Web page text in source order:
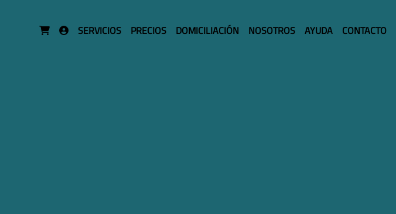
SERVICIOS PRECIOS DOMICILIACIÓN NOSOTROS AYUDA CONTACTO